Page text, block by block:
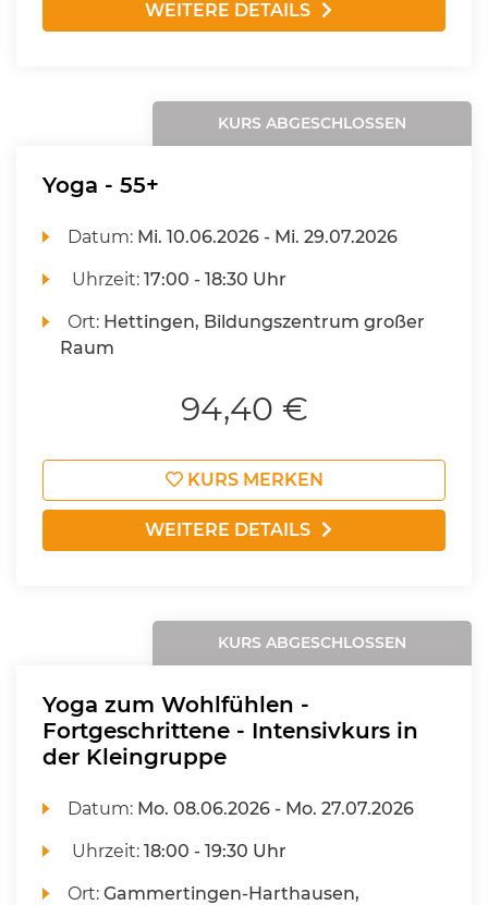
WEITERE DETAILS
KURS ABGESCHLOSSEN
Yoga - 55+
Datum: Mi. 10.06.2026 - Mi. 29.07.2026
Uhrzeit:17:00 - 18:30 Uhr
Ort: Hettingen, Bildungszentrum großer
Raum
94,40 €
KURS MERKEN
WEITERE DETAILS
KURS ABGESCHLOSSEN
Yoga zum Wohlfühlen -
Fortgeschrittene - Intensivkurs in
der Kleingruppe
Datum: Mo. 08.06.2026 - Mo. 27.07.2026
Uhrzeit:18:00 - 19:30 Uhr
Ort:Gammertingen-Harthausen,